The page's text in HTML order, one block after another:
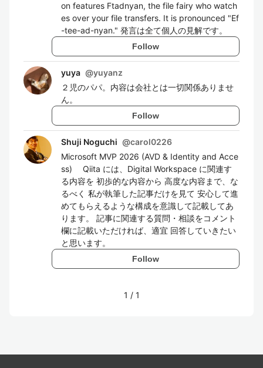
on features Ftadnyan, the file fairy who watch
es over your file transfers. It is pronounced "Ef
-tee-ad-nyan." 発言は全て個人の見解です。
Follow
yuya @yuyanz
２児のパパ。内容は会社とは一切関係ありませ
ん。
Follow
Shuji Noguchi @carol0226
Microsoft MVP 2026 (AVD & Identity and Acce
ss) Qiita には、Digital Workspace に関連す
る内容を 初歩的な内容から 高度な内容まで、な
るべく 私が執筆した記事だけを見て 安心して進
めてもらえるような構成を意識して記載してあ
ります。 記事に関連する質問・相談をコメント
欄に記載いただければ、適宜 回答していきたい
と思います。
Follow
1 / 1